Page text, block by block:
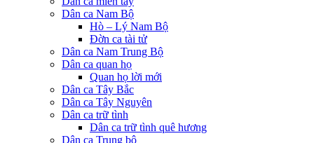
Dân ca Nam Bộ
Hò – Lý Nam Bộ
Đờn ca tài tử
Dân ca Nam Trung Bộ
Dân ca quan họ
Quan họ lời mới
Dân ca Tây Bắc
Dân ca Tây Nguyên
Dân ca trữ tình
Dân ca trữ tình quê hương
Dân ca Trung bộ